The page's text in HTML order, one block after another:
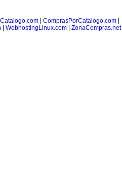
ComprasPorCatalogo.com
WebhostingLinux.com ZonaCompras.net|